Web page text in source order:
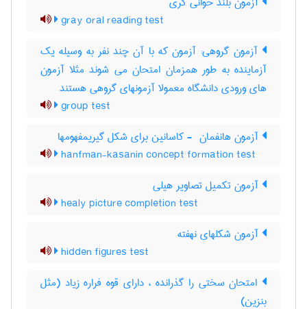
gray oral reading test
آزمون گروهی: آزمون که با آن چند نفر به وسیله یک
آزماینده به طور همزمان امتحان می شوند مثلا آزمون
های ورودی دانشگاه معمولا آزمونهای گروهی هستند
group test
آزمون هانفمان ‎ - کاسانین برای شکل گیریمفهومها
hanfman-kasanin concept formation test
آزمون تکمیل تصاویر هیلی
healy picture completion test
آزمون شکلهای نهفته
hidden figures test
امتحان سختی را گذرانده ، دارای قوه فراره زیاد (مثل
بنزین)